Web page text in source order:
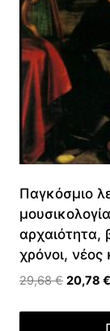
Παγκόσμιο
αρχαιότητα,
χρόνοι, νέος
29,68€ Original
20,78 €